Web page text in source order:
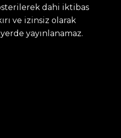
dahi iktibas
ve izinsiz olarak
yayınlanamaz.